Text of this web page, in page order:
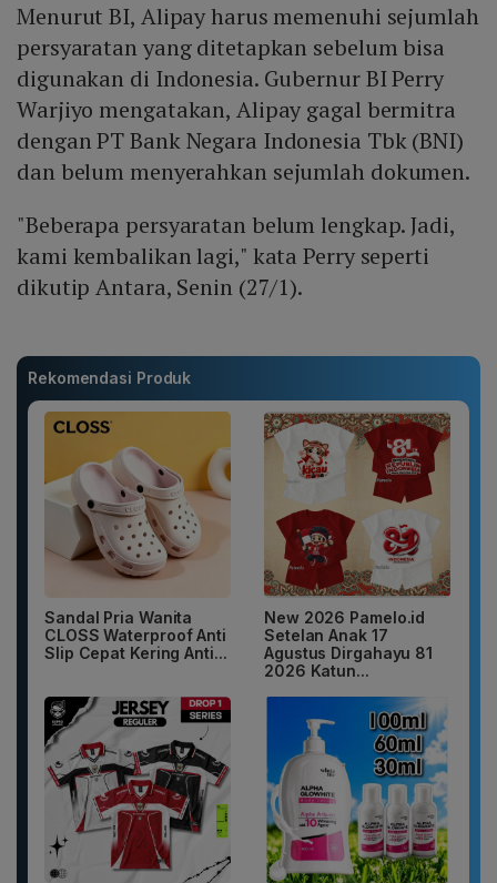
Menurut BI, Alipay harus memenuhi sejumlah
persyaratan yang ditetapkan sebelum bisa
digunakan di Indonesia. Gubernur BI Perry
Warjiyo mengatakan, Alipay gagal bermitra
dengan PT Bank Negara Indonesia Tbk (BNI)
dan belum menyerahkan sejumlah dokumen.
"Beberapa persyaratan belum lengkap. Jadi,
kami kembalikan lagi," kata Perry seperti
dikutip Antara, Senin (27/1).
Rekomendasi Produk
Sandal Pria Wanita
CLOSS Waterproof Anti
Slip Cepat Kering Anti...
New 2026 Pamelo.id
Setelan Anak 17
Agustus Dirgahayu 81
2026 Katun...